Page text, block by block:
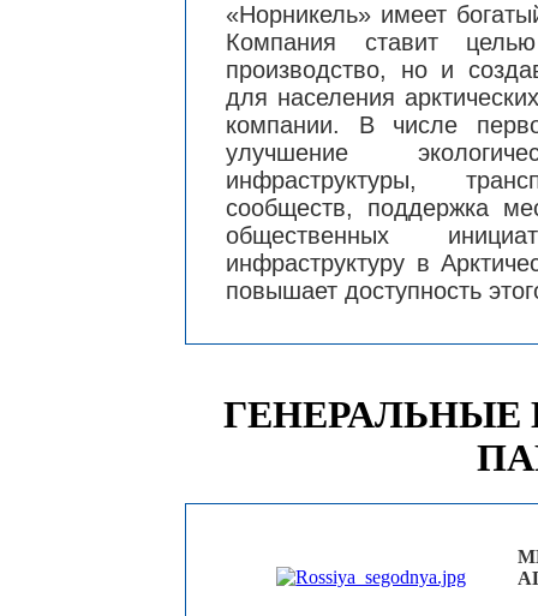
«Норникель» имеет
Компания ставит
производство, но и
для населения
компании. В числе
улучшение
инфраструктуры,
сообществ, поддержка
общественных
инфраструктуру в
повышает доступность